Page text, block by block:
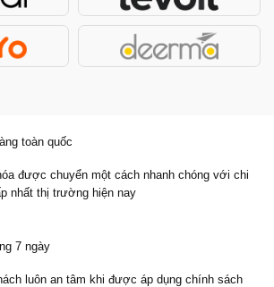
toàn quốc
được chuyển một cách nhanh chóng với chi
nhất thị trường hiện nay
7 ngày
luôn an tâm khi được áp dụng chính sách